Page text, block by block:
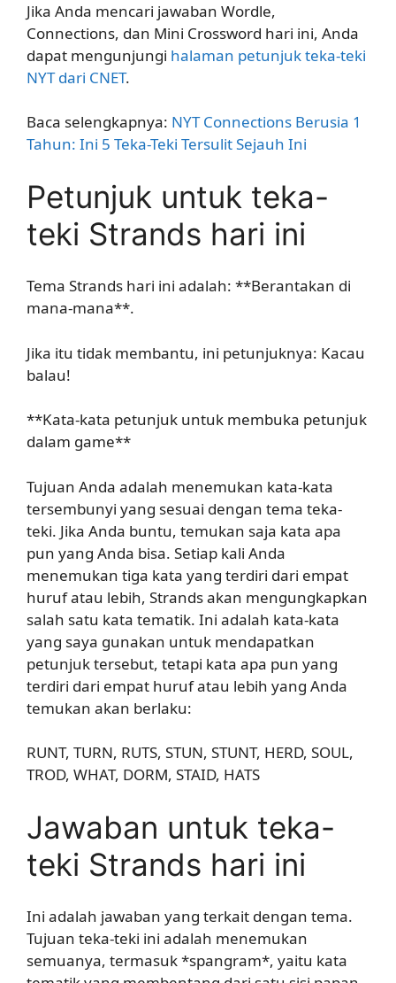
Jika Anda mencari jawaban Wordle,
Connections, dan Mini Crossword hari ini, Anda
dapat mengunjungi halaman petunjuk teka-teki
NYT dari CNET.
Baca selengkapnya: NYT Connections Berusia 1
Tahun: Ini 5 Teka-Teki Tersulit Sejauh Ini
Petunjuk untuk teka-
teki Strands hari ini
Tema Strands hari ini adalah: **Berantakan di
mana-mana**.
Jika itu tidak membantu, ini petunjuknya: Kacau
balau!
**Kata-kata petunjuk untuk membuka petunjuk
dalam game**
Tujuan Anda adalah menemukan kata-kata
tersembunyi yang sesuai dengan tema teka-
teki. Jika Anda buntu, temukan saja kata apa
pun yang Anda bisa. Setiap kali Anda
menemukan tiga kata yang terdiri dari empat
huruf atau lebih, Strands akan mengungkapkan
salah satu kata tematik. Ini adalah kata-kata
yang saya gunakan untuk mendapatkan
petunjuk tersebut, tetapi kata apa pun yang
terdiri dari empat huruf atau lebih yang Anda
temukan akan berlaku:
RUNT, TURN, RUTS, STUN, STUNT, HERD, SOUL,
TROD, WHAT, DORM, STAID, HATS
Jawaban untuk teka-
teki Strands hari ini
Ini adalah jawaban yang terkait dengan tema.
Tujuan teka-teki ini adalah menemukan
semuanya, termasuk *spangram*, yaitu kata